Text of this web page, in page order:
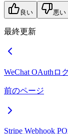
良い 悪い
最終更新
WeChat OAuthロ
前のページ
Stripe Webhook